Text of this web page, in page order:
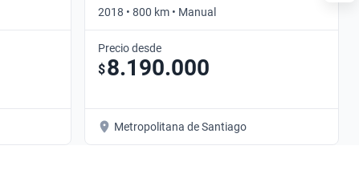
2018 • 800 km • Manual
Precio desde
$8.190.000
Metropolitana de Santiago